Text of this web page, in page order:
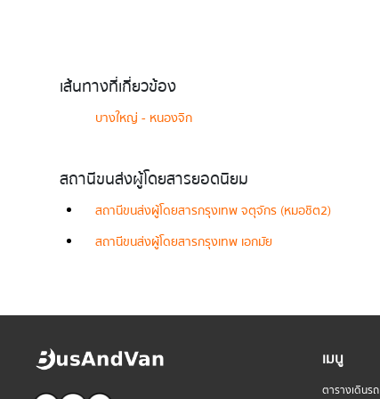
เส้นทางที่เกี่ยวข้อง
บางใหญ่ - หนองจิก
สถานีขนส่งผู้โดยสารยอดนิยม
สถานีขนส่งผู้โดยสารกรุงเทพ จตุจักร (หมอชิต2)
สถานีขนส่งผู้โดยสารกรุงเทพ เอกมัย
เมนู
ตารางเดินรถ